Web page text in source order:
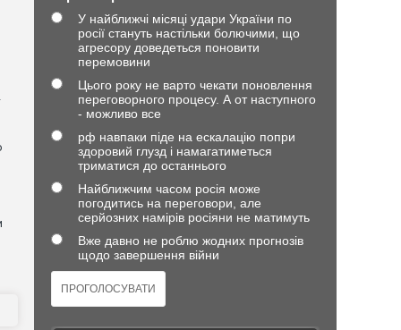
У найближчі місяці удари України по
росії стануть настільки болючими, що
агресору доведеться поновити
перемовини
Цього року не варто чекати поновлення
переговорного процесу. А от наступного
- можливо все
рф навпаки піде на ескалацію попри
здоровий глузд і намагатиметься
триматися до останнього
Найближчим часом росія може
погодитись на переговори, але
серйозних намірів росіяни не матимуть
Вже давно не роблю жодних прогнозів
щодо завершення війни